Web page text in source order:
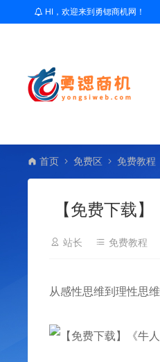
HI，欢迎来到勇锶商机网！
首页 免费区 免费教程
【免费下载
站长 免费教程
从感性思维到理性思